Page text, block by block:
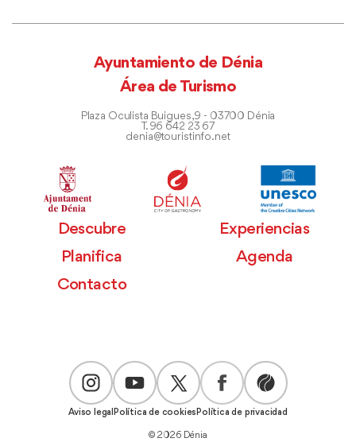
Ayuntamiento de Dénia
Área de Turismo
Plaza Oculista Buigues, 9 - 03700 Dénia
T. 96 642 23 67
denia@touristinfo.net
Descubre
Experiencias
Planifica
Agenda
Contacto
Aviso legal Política de cookies Política de privacidad
© 2026 Dénia